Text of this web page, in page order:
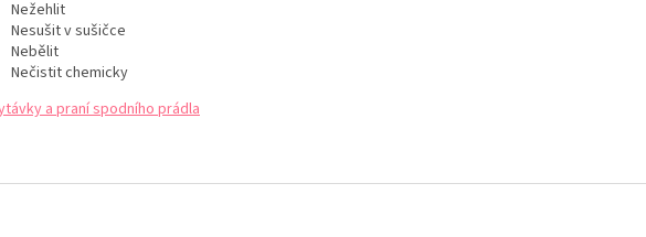
Nežehlit
Nesušit v sušičce
Nebělit
Nečistit chemicky
a praní spodního prádla